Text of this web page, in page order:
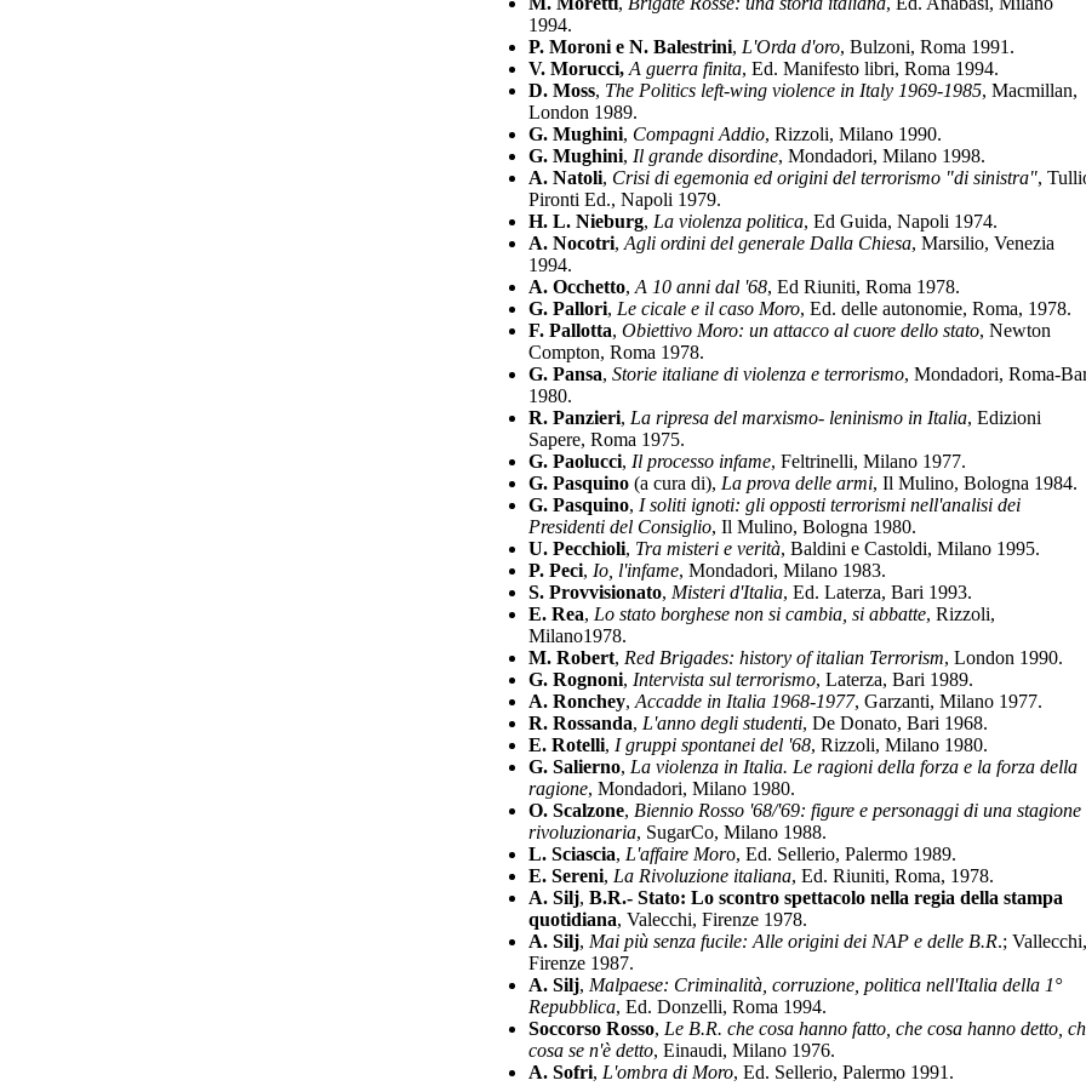
1994.
P. Moroni e N. Balestrini, L'Orda d'oro, Bulzoni, Roma 1991.
V. Morucci, A guerra finita, Ed. Manifesto libri, Roma 1994.
D. Moss, The Politics left-wing violence in Italy 1969-1985, Macmillan,
London 1989.
G. Mughini, Compagni Addio, Rizzoli, Milano 1990.
G. Mughini, Il grande disordine, Mondadori, Milano 1998.
A. Natoli, Crisi di egemonia ed origini del terrorismo "di sinistra",
Pironti Ed., Napoli 1979.
H. L. Nieburg, La violenza politica, Ed Guida, Napoli 1974.
A. Nocotri, Agli ordini del generale Dalla Chiesa, Marsilio, Venezia
1994.
A. Occhetto, A 10 anni dal '68, Ed Riuniti, Roma 1978.
G. Pallori, Le cicale e il caso Moro, Ed. delle autonomie, Roma, 1978.
F. Pallotta, Obiettivo Moro: un attacco al cuore dello stato, Newton
Compton, Roma 1978.
G. Pansa, Storie italiane di violenza e terrorismo, Mondadori, Roma-
1980.
R. Panzieri, La ripresa del marxismo- leninismo in Italia, Edizioni
Sapere, Roma 1975.
G. Paolucci, Il processo infame, Feltrinelli, Milano 1977.
G. Pasquino (a cura di), La prova delle armi, Il Mulino, Bologna 1984.
G. Pasquino, I soliti ignoti: gli opposti terrorismi nell'analisi dei
Presidenti del Consiglio, Il Mulino, Bologna 1980.
U. Pecchioli, Tra misteri e verità, Baldini e Castoldi, Milano 1995.
P. Peci, Io, l'infame, Mondadori, Milano 1983.
S. Provvisionato, Misteri d'Italia, Ed. Laterza, Bari 1993.
E. Rea, Lo stato borghese non si cambia, si abbatte, Rizzoli,
Milano1978.
M. Robert, Red Brigades: history of italian Terrorism, London 1990.
G. Rognoni, Intervista sul terrorismo, Laterza, Bari 1989.
A. Ronchey, Accadde in Italia 1968-1977, Garzanti, Milano 1977.
R. Rossanda, L'anno degli studenti, De Donato, Bari 1968.
E. Rotelli, I gruppi spontanei del '68, Rizzoli, Milano 1980.
G. Salierno, La violenza in Italia. Le ragioni della forza e la forza della
ragione, Mondadori, Milano 1980.
O. Scalzone, Biennio Rosso '68/'69: figure e personaggi di una stagione
rivoluzionaria, SugarCo, Milano 1988.
L. Sciascia, L'affaire Moro, Ed. Sellerio, Palermo 1989.
E. Sereni, La Rivoluzione italiana, Ed. Riuniti, Roma, 1978.
A. Silj, B.R.- Stato: Lo scontro spettacolo nella regia della stampa
quotidiana, Valecchi, Firenze 1978.
A. Silj, Mai più senza fucile: Alle origini dei NAP e delle B.R.; Vallecchi,
Firenze 1987.
A. Silj, Malpaese: Criminalità, corruzione, politica nell'Italia della 1°
Repubblica, Ed. Donzelli, Roma 1994.
Soccorso Rosso, Le B.R. che cosa hanno fatto, che cosa hanno detto,
cosa se n'è detto, Einaudi, Milano 1976.
A. Sofri, L'ombra di Moro, Ed. Sellerio, Palermo 1991.